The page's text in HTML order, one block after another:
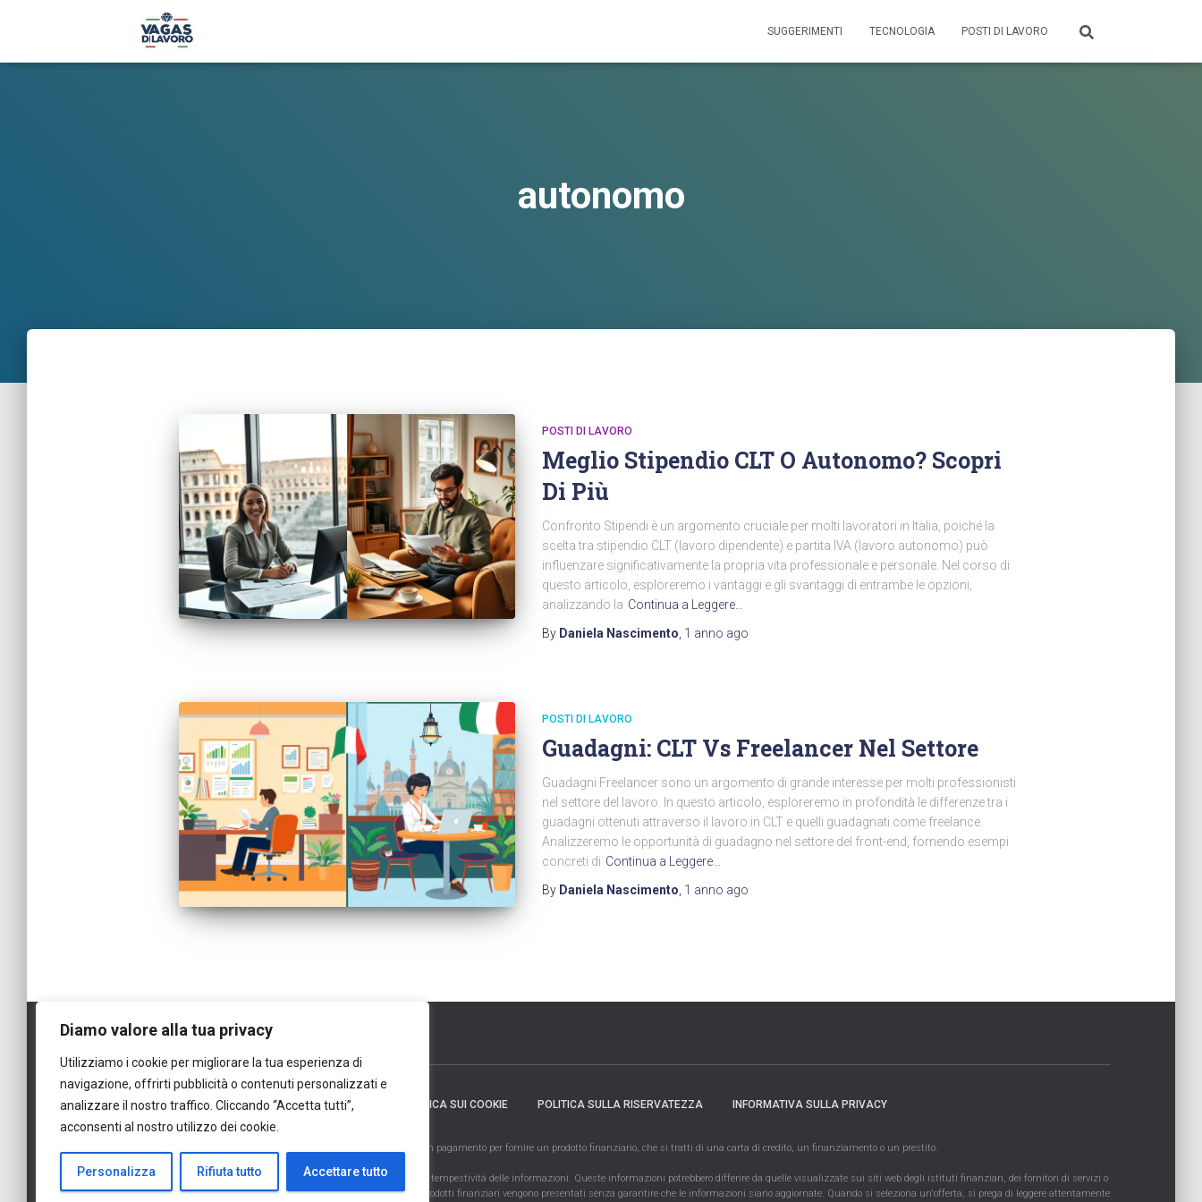
Diamo valore alla tua privacy
Utilizziamo i cookie per migliorare la tua esperienza di
navigazione, offrirti pubblicità o contenuti personalizzati e
analizzare il nostro traffico. Cliccando “Accetta tutti”,
acconsenti al nostro utilizzo dei cookie.
Personalizza Rifiuta tutto Accettare tutto
SUGGERIMENTI TECNOLOGIA POSTI DI LAVORO
autonomo
POSTI DI LAVORO
Meglio Stipendio CLT O Autonomo? Scopri
Di Più
Confronto Stipendi è un argomento cruciale per molti lavoratori in Italia, poiché la
scelta tra stipendio CLT (lavoro dipendente) e partita IVA (lavoro autonomo) può
influenzare significativamente la propria vita professionale e personale. Nel corso di
questo articolo, esploreremo i vantaggi e gli svantaggi di entrambe le opzioni,
analizzando la Continua a Leggere…
By Daniela Nascimento 1 anno ago
POSTI DI LAVORO
Guadagni: CLT Vs Freelancer Nel Settore
Guadagni Freelancer sono un argomento di grande interesse per molti professionisti
nel settore del lavoro. In questo articolo, esploreremo in profondità le differenze tra i
guadagni ottenuti attraverso il lavoro in CLT e quelli guadagnati come freelance.
Analizzeremo le opportunità di guadagno nel settore del front-end, fornendo esempi
concreti di Continua a Leggere…
By Daniela Nascimento 1 anno ago
CONTATTO POLITICA SUI COOKIE POLITICA SULLA RISERVATEZZA INFORMATIVA SULLA PRIVACY
Avviso: In nessun caso richiediamo un pagamento per fornire un prodotto finanziario, che si tratti di una carta di credito, un finanziamento o un prestito.
Considerazioni: Ci impegniamo al massimo per garantire l'accuratezza e la tempestività delle informazioni. Queste informazioni potrebbero differire da quelle visualizzate sui siti web degli istituti finanziari, dei fornitori di servizi o
sul sito web di un prodotto specifico. Nel caso di istituti non partner, tutti i prodotti finanziari vengono presentati senza garantire che le informazioni siano aggiornate. Quando si seleziona un'offerta, si prega di leggere attentamente